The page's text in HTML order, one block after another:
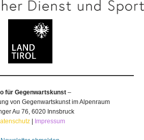
für Gegenwartskunst–
von Gegenwartskunst im Alpenraum
Au 76, 6020 Innsbruck
| Impressum